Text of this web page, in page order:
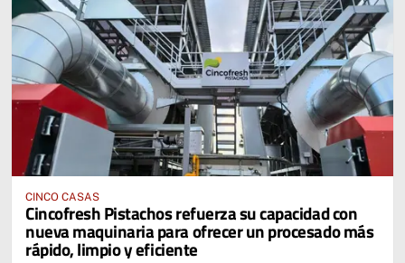
CINCO CASAS
Cincofresh Pistachos refuerza su capacidad con
nueva maquinaria para ofrecer un procesado más
rápido, limpio y eficiente